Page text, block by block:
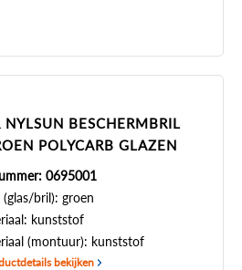
NYLSUN BESCHERMBRIL
POLYCARB GLAZEN
0695001
(glas/bril): groen
kunststof
(montuur): kunststof
bekijken